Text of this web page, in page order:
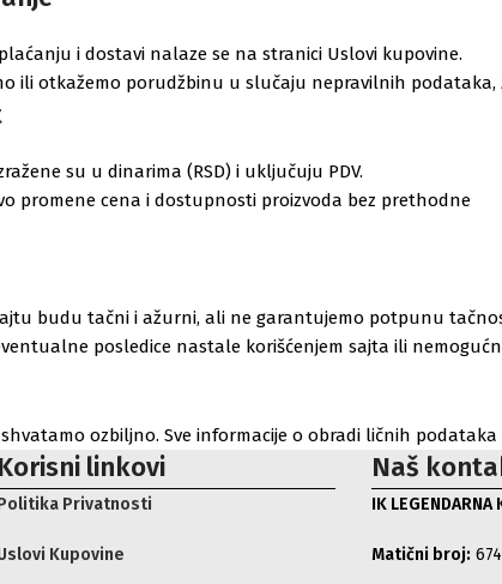
i dostavi nalaze se na stranici Uslovi kupovine.
ili otkažemo porudžbinu u slučaju nepravilnih
su u dinarima (RSD) i uključuju PDV.
promene cena i dostupnosti proizvoda bez prethodne
budu tačni i ažurni, ali ne garantujemo potpunu
posledice nastale korišćenjem sajta ili
ozbiljno. Sve informacije o obradi ličnih
Korisni linkovi
Privatnosti
Kupovine
Naš
IK LEGENDARNA
Matični broj: